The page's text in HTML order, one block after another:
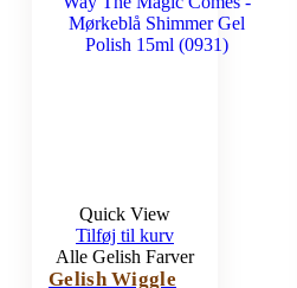
Quick View
Tilføj til kurv
Alle Gelish Farver
Gelish Wiggle